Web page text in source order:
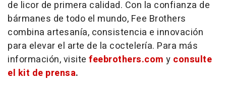
de licor de primera calidad. Con la confianza de
bármanes de todo el mundo, Fee Brothers
combina artesanía, consistencia e innovación
para elevar el arte de la coctelería. Para más
información, visite feebrothers.com y consulte
el kit de prensa.